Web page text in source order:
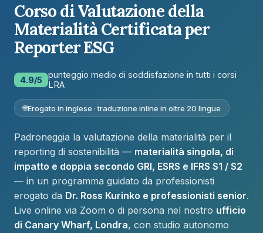
Corso di Valutazione della
Materialità Certificata per
Reporter ESG
4.9/5
punteggio medio di soddisfazione in tutti i corsi
LRA
Erogato in inglese · traduzione inline in oltre 20 lingue
Padroneggia la valutazione della materialità per il
reporting di sostenibilità — materialità singola, di
impatto e doppia secondo GRI, ESRS e IFRS S1 / S2
— in un programma guidato da professionisti
erogato da Dr. Ross Kurinko e professionisti senior.
Live online via Zoom o di persona nel nostro ufficio
di Canary Wharf, Londra, con studio autonomo